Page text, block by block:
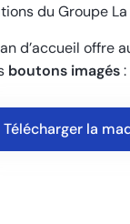
du Groupe La
d’accueil offre
boutons imagés:
Télécharger la